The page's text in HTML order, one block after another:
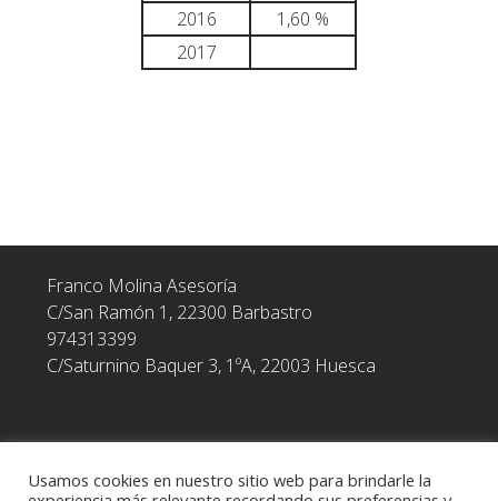
2016
1,60 %
2017
de
entradas
Franco Molina Asesoría
C/San Ramón 1, 22300 Barbastro
974313399
C/Saturnino Baquer 3, 1ºA, 22003 Huesca
Usamos cookies en nuestro sitio web para brindarle la